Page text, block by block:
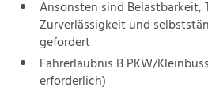
Ansonsten sind Belastbarkeit,
Zurverlässigkeit und
gefordert
Fahrerlaubnis B PKW/
erforderlich)